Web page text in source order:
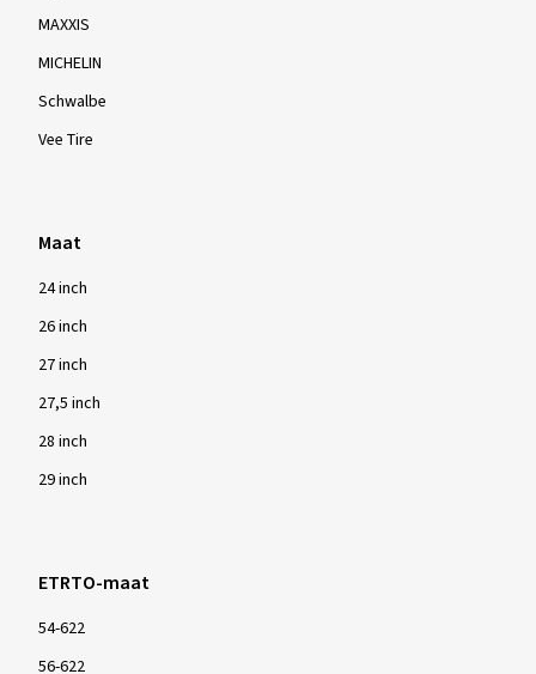
MAXXIS
MICHELIN
Schwalbe
Vee Tire
Maat
24 inch
26 inch
27 inch
27,5 inch
28 inch
29 inch
ETRTO-maat
54-622
56-622